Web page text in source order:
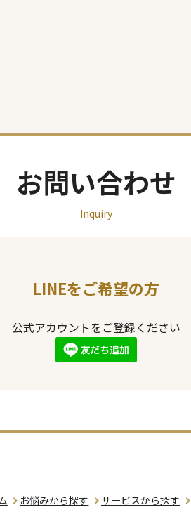
お問い合わせ
Inquiry
LINEをご希望の方
公式アカウントをご登録ください
お悩みから探す サービスから探す